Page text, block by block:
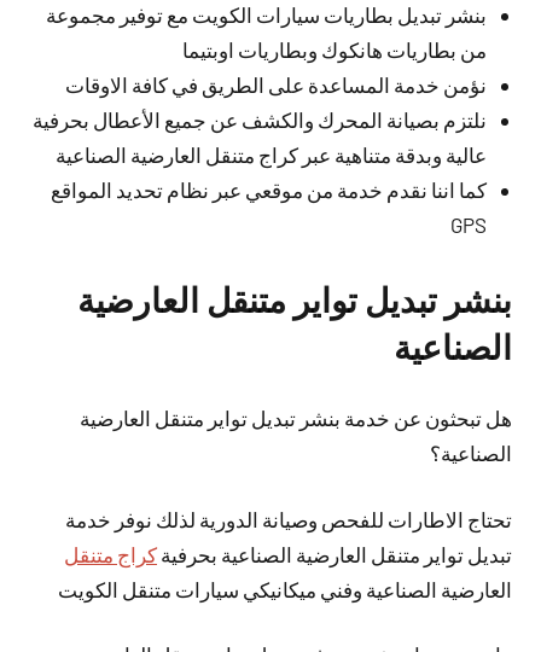
بنشر تبديل بطاريات سيارات الكويت مع توفير مجموعة
من بطاريات هانكوك وبطاريات اوبتيما
نؤمن خدمة المساعدة على الطريق في كافة الاوقات
نلتزم بصيانة المحرك والكشف عن جميع الأعطال بحرفية
عالية وبدقة متناهية عبر كراج متنقل العارضية الصناعية
كما اننا نقدم خدمة من موقعي عبر نظام تحديد المواقع
GPS
بنشر تبديل تواير متنقل العارضية
الصناعية
هل تبحثون عن خدمة بنشر تبديل تواير متنقل العارضية
الصناعية؟
تحتاج الاطارات للفحص وصيانة الدورية لذلك نوفر خدمة
تبديل تواير متنقل العارضية الصناعية بحرفية كراج متنقل
العارضية الصناعية وفني ميكانيكي سيارات متنقل الكويت